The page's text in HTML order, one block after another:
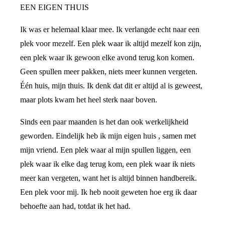
EEN EIGEN THUIS
Ik was er helemaal klaar mee. Ik verlangde echt naar een
plek voor mezelf. Een plek waar ik altijd mezelf kon zijn,
een plek waar ik gewoon elke avond terug kon komen.
Geen spullen meer pakken, niets meer kunnen vergeten.
Één huis, mijn thuis. Ik denk dat dit er altijd al is geweest,
maar plots kwam het heel sterk naar boven.
Sinds een paar maanden is het dan ook werkelijkheid
geworden. Eindelijk heb ik mijn eigen huis , samen met
mijn vriend. Een plek waar al mijn spullen liggen, een
plek waar ik elke dag terug kom, een plek waar ik niets
meer kan vergeten, want het is altijd binnen handbereik.
Een plek voor mij. Ik heb nooit geweten hoe erg ik daar
behoefte aan had, totdat ik het had.